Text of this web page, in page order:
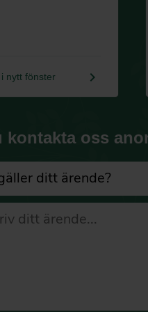
nytt fönster keyboard_arrow_right
kontakta oss